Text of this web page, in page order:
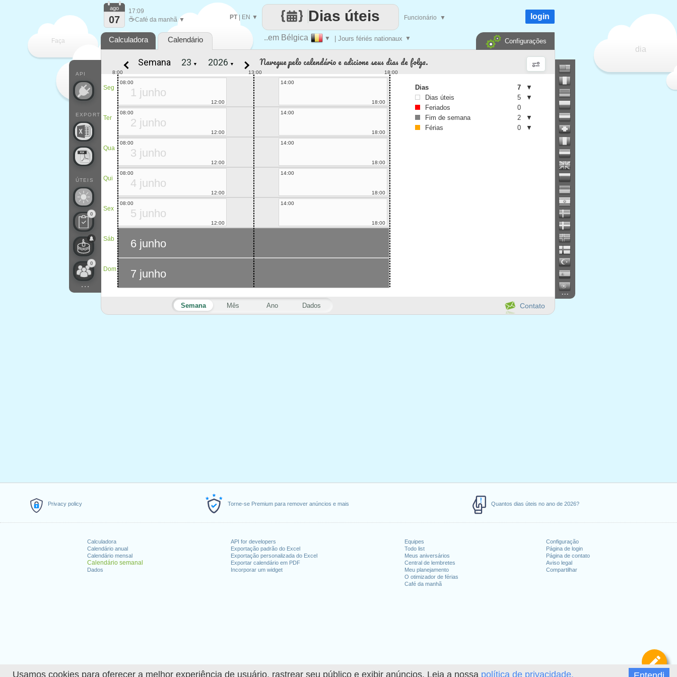
Usamos cookies para oferecer a melhor experiência de usuário, rastrear seu público e exibir anúncios. Leia a nossa política de privacidade.
Privacy policy Torne-se Premium para remover anúncios e mais Quantos dias úteis no ano de 2026?
Calculadora
Calendário anual
Calendário mensal
Calendário semanal
Dados
API for developers
Exportação padrão do Excel
Exportação personalizada do Excel
Exportar calendário em PDF
Incorporar um widget
Equipes
Todo list
Meus aniversários
Central de lembretes
Meu planejamento
O otimizador de férias
Café da manhã
Configuração
Página de login
Página de contato
Aviso legal
Compartilhar
Faça
cada
dia
..em Bélgica ▼ | Jours fériés nationaux ▼
Dias úteis
PT| EN ▼ Funcionário ▼
API
EXPORT
ÚTEIS
0
0
...
ago
07
17:09
☕Café da manhã ▼ login
Calculadora Calendário Configurações
...
Contato
Semana Mês Ano Dados
Semana ▼ ▼ Navegue pelo calendário e adicione seus dias de folga.
Seg
Ter
Qua
Qui
Sex
Sáb
Dom
13:00
8:00 18:00
1 junho
08:00
12:00
14:00
18:00
2 junho
08:00
12:00
14:00
18:00
3 junho
08:00
12:00
14:00
18:00
4 junho
08:00
12:00
14:00
18:00
5 junho
08:00
12:00
14:00
18:00
6 junho
7 junho
Dias 7
▼
Dias úteis
5
▼
Feriados
0
Fim de semana
2
▼
Férias
0 ▼